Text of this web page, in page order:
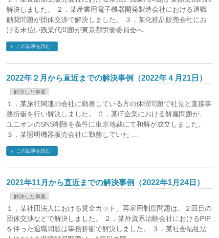
解決しました。 ２．某産業用電子機器開発製造会社における退職
勧奨問題が団体交渉で解決しました。 ３．某化粧品販売会社にお
ける未払い残業代問題が東京都労働委員会へ …
この記事を読む
2022年２月から直近までの解決事例（2022年４月21日）
解決した事案
１．某旅行関連の会社に勤務している方の休暇問題で社長と直接事
務折衝を行い解決しました。 ２．某IT企業における解雇問題が、
ユニオンのSNS削除を条件に東京地裁にて和解が成立しました。
３．某照明機器販売会社に勤務していた …
この記事を読む
2021年11月から直近までの解決事例（2022年1月24日）
解決した事案
１．某社団法人における賃金カット、再雇用制度問題は、２回目の
団体交渉などで解決しました。 ２．某外資系治験会社におけるPIP
を伴った退職問題は事務折衝で解決しました。 ３．某社会福祉法